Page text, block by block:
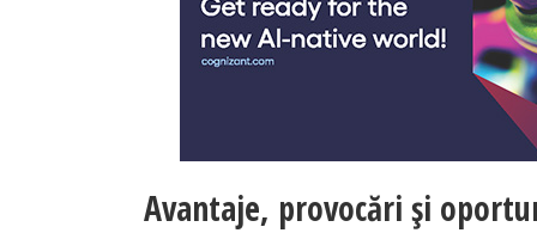
Avantaje, provocări și